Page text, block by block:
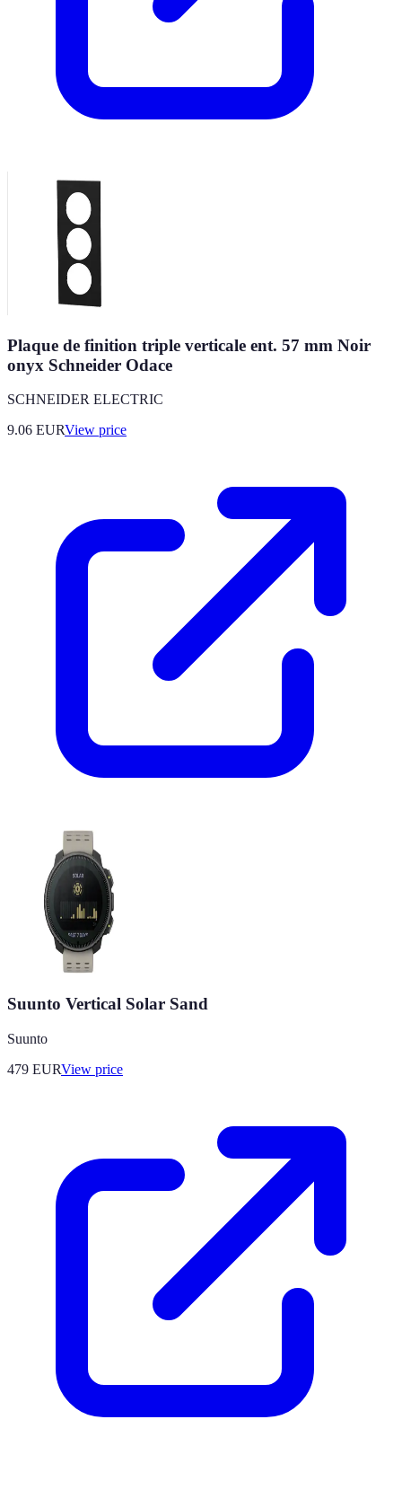
Plaque de finition triple verticale ent. 57 mm Noir
onyx Schneider Odace
SCHNEIDER ELECTRIC
9.06 EURView price
Suunto Vertical Solar Sand
Suunto
479 EURView price